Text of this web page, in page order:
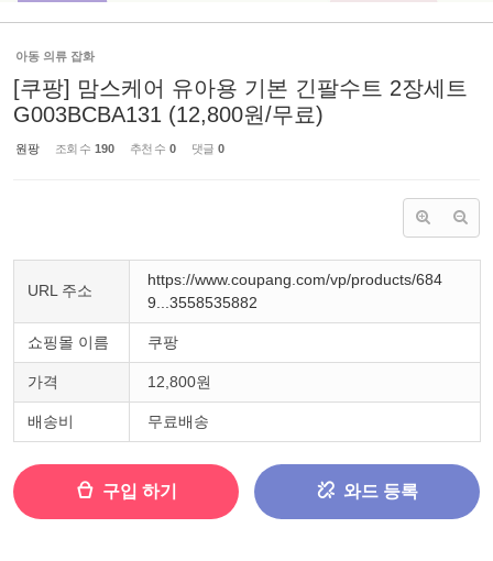
아동 의류 잡화
[쿠팡] 맘스케어 유아용 기본 긴팔수트 2장세트
G003BCBA131 (12,800원/무료)
원팡 조회 수 190 추천 수 0 댓글 0
URL 주소
https://www.coupang.com/vp/products/684
9...3558535882
쇼핑몰 이름 쿠팡
가격 12,800원
배송비 무료배송
구입 하기 와드 등록